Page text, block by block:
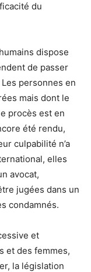
du
dispose
de passer
personnes en
mais dont le
procès est en
été rendu,
culpabilité n’a
elles
avocat,
jugées dans un
condamnés.
et
et des femmes,
la législation